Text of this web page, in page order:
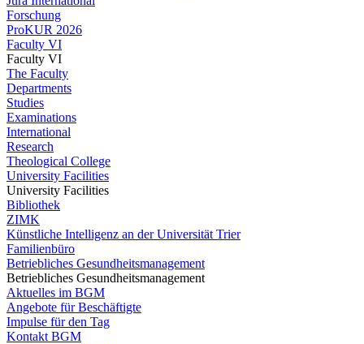
Forschung
ProKUR 2026
Faculty VI
Faculty VI
The Faculty
Departments
Studies
Examinations
International
Research
Theological College
University Facilities
University Facilities
Bibliothek
ZIMK
Künstliche Intelligenz an der Universität Trier
Familienbüro
Betriebliches Gesundheitsmanagement
Betriebliches Gesundheitsmanagement
Aktuelles im BGM
Angebote für Beschäftigte
Impulse für den Tag
Kontakt BGM